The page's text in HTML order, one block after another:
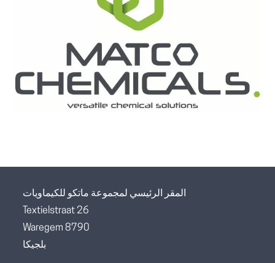
المقر الرئيسي لمجموعة ماتكو للكيماويات
Textielstraat 26
8790 Waregem
بلجيكا